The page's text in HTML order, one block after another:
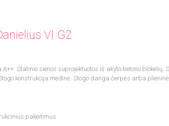
VI G2
Statinio sienos suprojektuotos iš akyto betono
konstrukcija medinė. Stogo danga čerpės arba
pakeitimus.